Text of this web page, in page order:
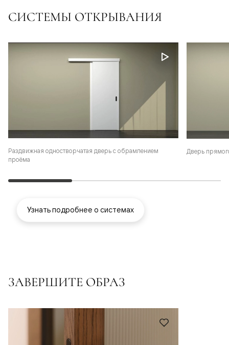
СИСТЕМЫ ОТКРЫВАНИЯ
Раздвижная одностворчатая дверь с обрамлением
проёма
Дверь
Узнать подробнее о системах
ЗАВЕРШИТЕ ОБРАЗ